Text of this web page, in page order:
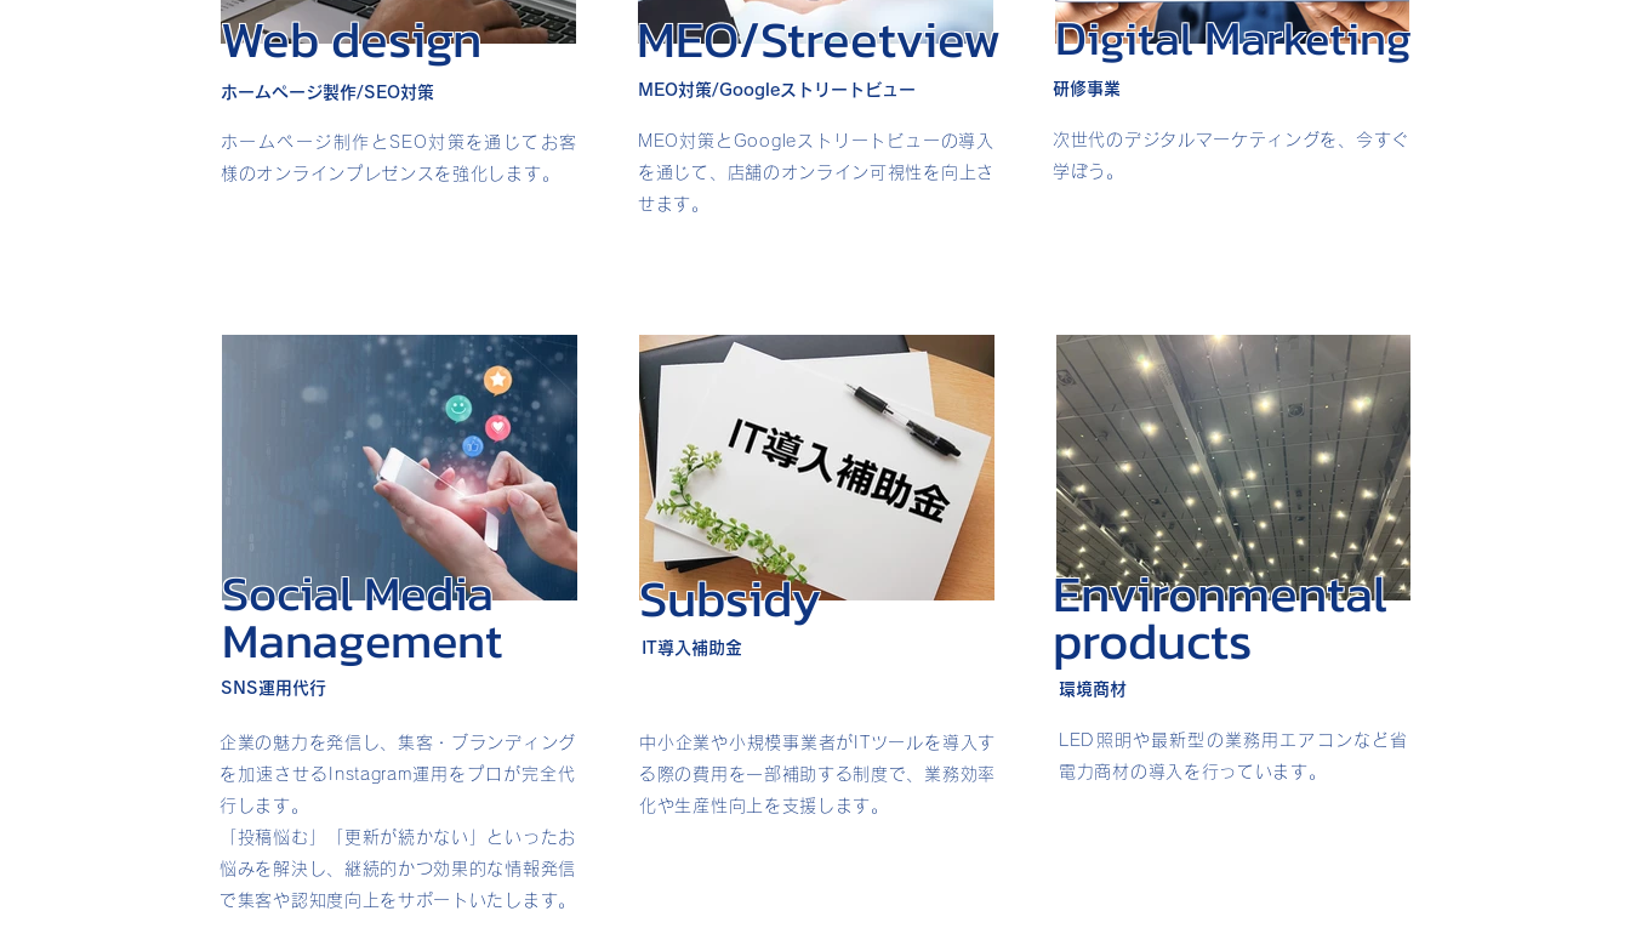
Web design
ホームぺージ製作/SEO対策
ホームページ制作とSEO対策を通じてお客
様のオンラインプレゼンスを強化します。
MEO/Streetview
MEO対策/Googleストリートビュー
MEO対策とGoogleストリートビューの導入
を通じて、店舗のオンライン可視性を向上さ
せます。
DigitalMarketing
研修事業
次世代のデジタルマーケティングを、今すぐ
学ぼう。
Subsidy
IT導入補助金
中小企業や小規模事業者がITツールを導入す
る際の費用を一部補助する制度で、業務効率
化や生産性向上を支援します。
Environmental
products
環境商材
LED照明や最新型の業務用エアコンなど省
電力商材の導入を行っています。
Social Media
Management
SNS運用代行
企業の魅力を発信し、集客・ブランディング
を加速させるInstagram運用をプロが完全代
行します。
「投稿悩む」「更新が続かない」といったお
悩みを解決し、継続的かつ効果的な情報発信
で集客や認知度向上をサポートいたします。